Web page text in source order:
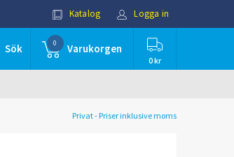
Katalog Logga in
Sök 0 Varukorgen
0 kr
Privat - Priser inklusive moms